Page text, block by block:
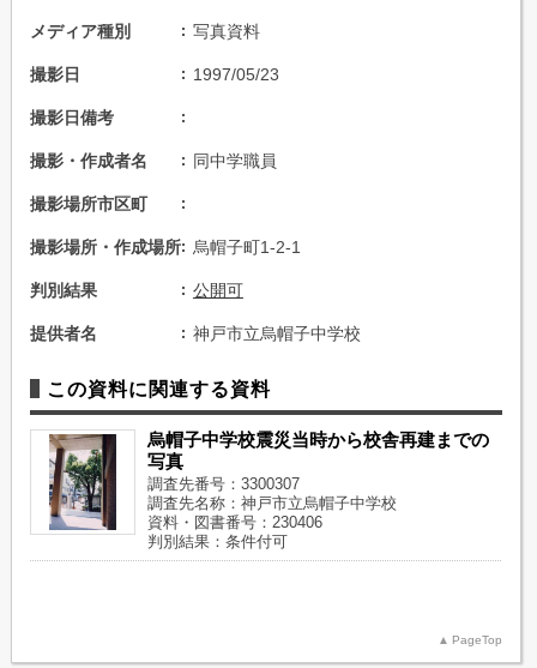
メディア種別 写真資料
撮影日 1997/05/23
撮影日備考
撮影・作成者名 同中学職員
撮影場所市区町
撮影場所・作成場所 烏帽子町1-2-1
判別結果 公開可
提供者名 神戸市立烏帽子中学校
この資料に関連する資料
烏帽子中学校震災当時から校舎再建までの
写真
調査先番号：3300307
調査先名称：神戸市立烏帽子中学校
資料・図書番号：230406
判別結果：条件付可
PageTop